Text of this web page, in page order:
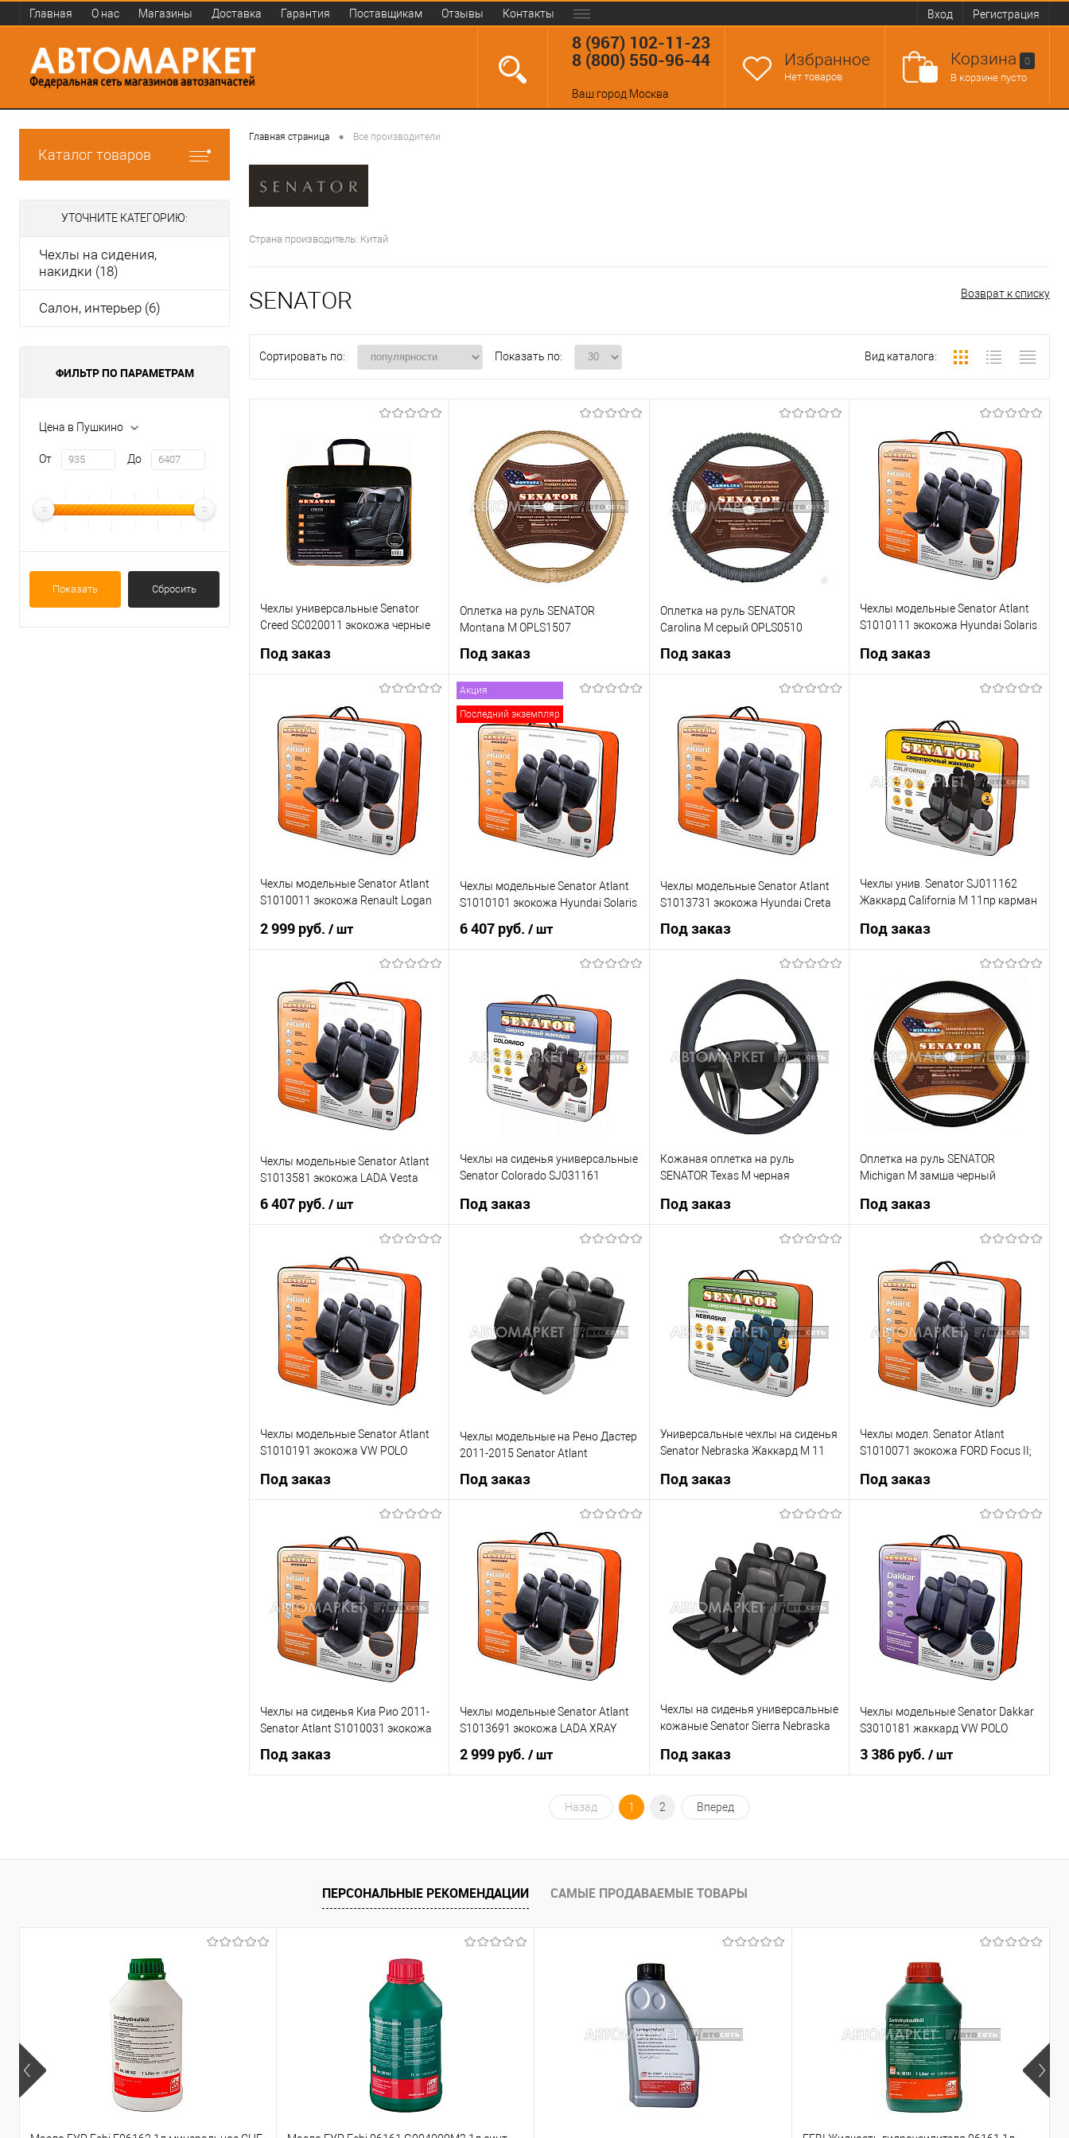
Главная О нас Магазины Доставка Гарантия Поставщикам Отзывы Контакты Вход Регистрация
8 (967) 102-11-23
8 (800) 550-96-44
Ваш город Москва
Избранное
Нет товаров
Корзина
0
В корзине пусто
Каталог товаров
УТОЧНИТЕ КАТЕГОРИЮ:
Чехлы на сидения,
накидки (18)
Салон, интерьер (6)
ФИЛЬТР ПО ПАРАМЕТРАМ
Цена в Пушкино
От До
Показать Сбросить
Главная страница • Все производители
Страна производитель: Китай
Возврат к списку
SENATOR
Сортировать по: Показать по: Вид каталога:
Чехлы универсальные Senator
Creed SC020011 экокожа черные
Под заказ
Купить в 1 клик
К сравнению
В список
Недоступно
Оплетка на руль SENATOR
Montana M OPLS1507
Под заказ
Под заказ
Купить в 1 клик
К сравнению
В список
Недоступно
Оплетка на руль SENATOR
Carolina M серый OPLS0510
Под заказ
Купить в 1 клик
К сравнению
В список
В наличии
Чехлы модельные Senator Atlant
S1010111 экокожа Hyundai Solaris
Под заказ
Купить в 1 клик
К сравнению
В список
Недоступно
Чехлы модельные Senator Atlant
S1010011 экокожа Renault Logan
2 999 руб. / шт
Купить в 1 клик
К сравнению
В список
В наличии
Акция
Последний экземпляр
Чехлы модельные Senator Atlant
S1010101 экокожа Hyundai Solaris
6 407 руб. / шт
Купить в 1 клик
К сравнению
В список
В наличии
Чехлы модельные Senator Atlant
S1013731 экокожа Hyundai Creta
Под заказ
Купить в 1 клик
К сравнению
В список
Недоступно
Чехлы унив. Senator SJ011162
Жаккард California М 11пр карман
Под заказ
Купить в 1 клик
К сравнению
В список
Недоступно
Чехлы модельные Senator Atlant
S1013581 экокожа LADA Vesta
6 407 руб. / шт
Купить в 1 клик
К сравнению
В список
В наличии
Чехлы на сиденья универсальные
Senator Colorado SJ031161
Под заказ
Купить в 1 клик
К сравнению
В список
Недоступно
Кожаная оплетка на руль
SENATOR Texas M черная
Под заказ
Купить в 1 клик
К сравнению
В список
Недоступно
Оплетка на руль SENATOR
Michigan M замша черный
Под заказ
Купить в 1 клик
К сравнению
В список
Недоступно
Чехлы модельные Senator Atlant
S1010191 экокожа VW POLO
Под заказ
Купить в 1 клик
К сравнению
В список
Недоступно
Чехлы модельные на Рено Дастер
2011-2015 Senator Atlant
Под заказ
Купить в 1 клик
К сравнению
В список
Недоступно
Универсальные чехлы на сиденья
Senator Nebraska Жаккард М 11
Под заказ
Купить в 1 клик
К сравнению
В список
Недоступно
Чехлы модел. Senator Atlant
S1010071 экокожа FORD Focus II;
Под заказ
Купить в 1 клик
К сравнению
В список
Недоступно
Чехлы на сиденья Киа Рио 2011-
Senator Atlant S1010031 экокожа
Под заказ
Чехлы модельные Senator Atlant
S1013691 экокожа LADA XRAY
2 999 руб. / шт
В корзину
Чехлы на сиденья универсальные
кожаные Senator Sierra Nebraska
Под заказ
Чехлы модельные Senator Dakkar
S3010181 жаккард VW POLO
3 386 руб./ шт
Назад 1 2 Вперед
ПЕРСОНАЛЬНЫЕ РЕКОМЕНДАЦИИ САМЫЕ ПРОДАВАЕМЫЕ ТОВАРЫ